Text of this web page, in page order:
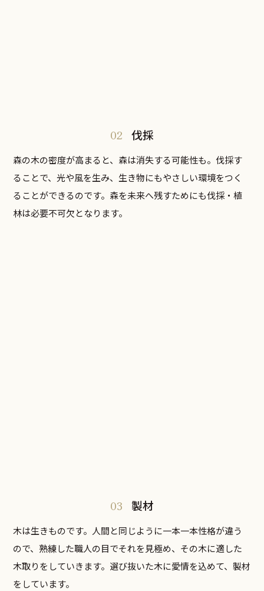
02 伐採
森の木の密度が高まると、森は消失する可能性も。伐採す
ることで、光や風を生み、生き物にもやさしい環境をつく
ることができるのです。森を未来へ残すためにも伐採・植
林は必要不可欠となります。
03 製材
木は生きものです。人間と同じように一本一本性格が違う
ので、熟練した職人の目でそれを見極め、その木に適した
木取りをしていきます。選び抜いた木に愛情を込めて、製材
をしています。